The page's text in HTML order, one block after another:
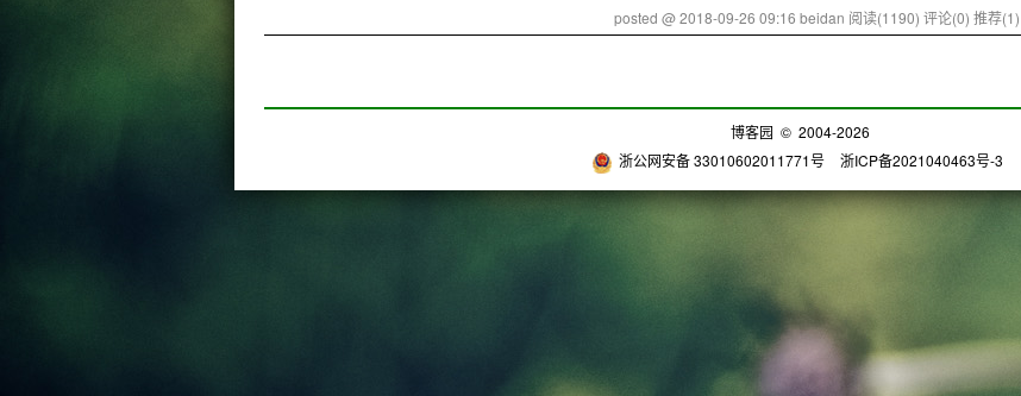
posted @ 2018-09-26 09:16 beidan 阅读(1190) 评论(0) 推荐(1)
博客园 © 2004-2026
浙公网安备 33010602011771号
浙ICP备2021040463号-3